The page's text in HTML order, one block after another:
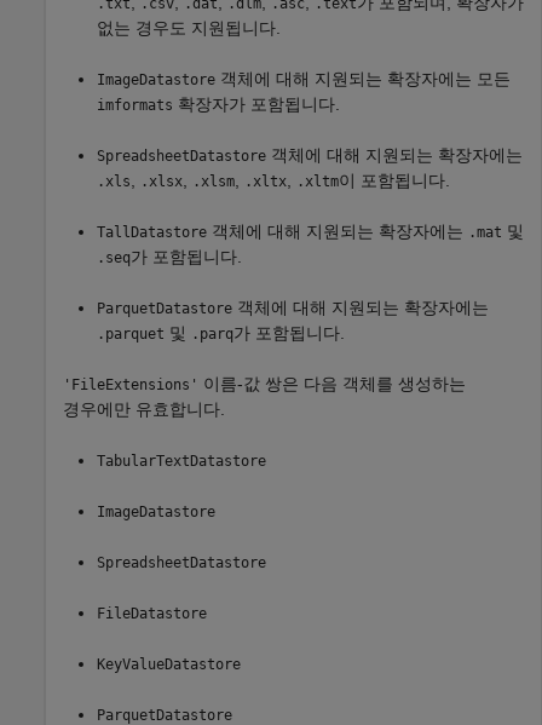
없는 경우도 지원됩니다.
ImageDatastore 객체에 대해 지원되는 확장자에는 모든
imformats 확장자가 포함됩니다.
SpreadsheetDatastore 객체에 대해 지원되는 확장자에는
.xls .xlsx .xlsm .xltx .xltm이 포함됩니다.
TallDatastore 객체에 대해 지원되는 확장자에는 .mat 및
.seq가 포함됩니다.
ParquetDatastore 객체에 대해 지원되는 확장자에는
.parquet 및 .parq가 포함됩니다.
'FileExtensions' 이름-값 쌍은 다음 객체를 생성하는
경우에만 유효합니다.
TabularTextDatastore
ImageDatastore
SpreadsheetDatastore
FileDatastore
KeyValueDatastore
ParquetDatastore